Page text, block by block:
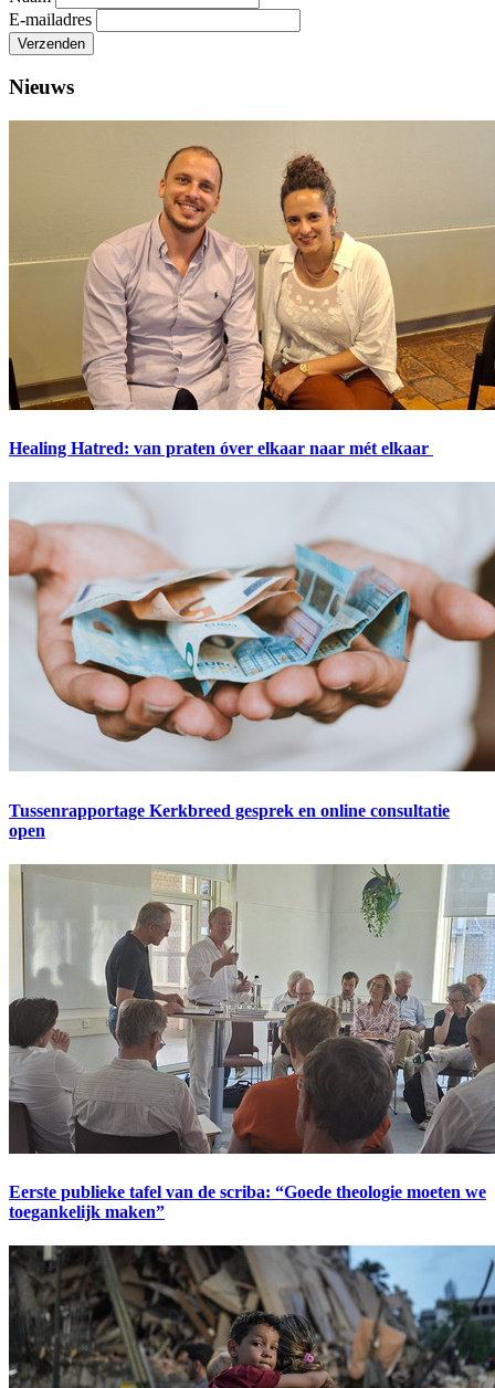
E-mailadres
Verzenden
Nieuws
Healing Hatred: van praten óver elkaar naar mét elkaar
Tussenrapportage Kerkbreed gesprek en online consultatie
open
Eerste publieke tafel van de scriba: “Goede theologie moeten we
toegankelijk maken”